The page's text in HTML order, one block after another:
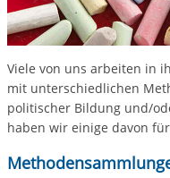
Viele von uns arbeiten in
mit unterschiedlichen
politischer Bildung und/
haben wir einige davon